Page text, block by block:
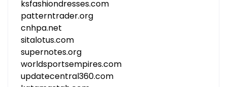
ksfashiondresses.com
patterntrader.org
cnhpa.net
sitalotus.com
supernotes.org
worldsportsempires.com
updatecentral360.com